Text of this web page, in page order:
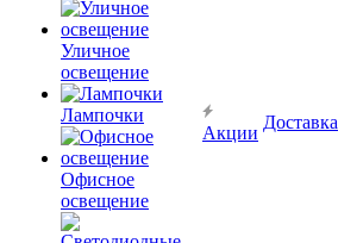
Уличное
освещение
Лампочки
Офисное
освещение
Акции
Доставка